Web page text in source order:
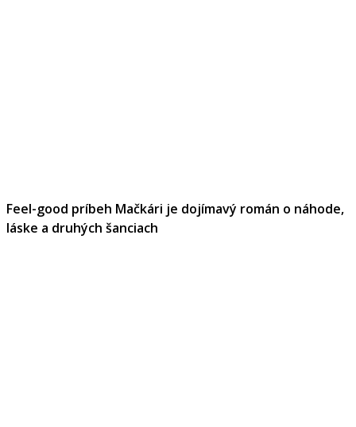
Feel-good príbeh Mačkári je dojímavý román o náhode,
láske a druhých šanciach